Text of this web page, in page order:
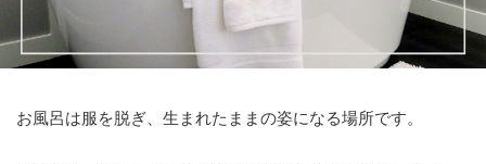
お風呂は服を脱ぎ、生まれたままの姿になる場所です。